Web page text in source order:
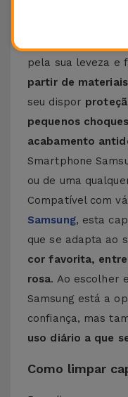
pela sua leveza e
partir de
seu dispor
pequenos
acabamento
Smartphone
ou de uma
Compatível com
Samsung, esta
que se adapta ao
cor favorita,
rosa. Ao escolher
Samsung está a
confiança, mas
uso diário a que
Como limpar